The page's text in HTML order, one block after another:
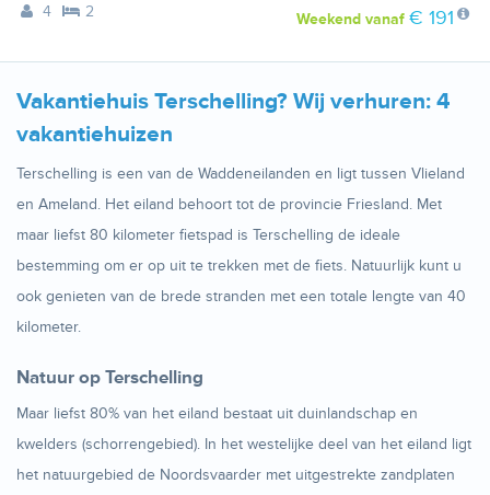
4
2 Weekendvanaf € 191
Vakantiehuis Terschelling? Wij verhuren: 4
vakantiehuizen
Terschelling is een van de Waddeneilanden en ligt tussen Vlieland
en Ameland. Het eiland behoort tot de provincie Friesland. Met
maar liefst 80 kilometer fietspad is Terschelling de ideale
bestemming om er op uit te trekken met de fiets. Natuurlijk kunt u
ook genieten van de brede stranden met een totale lengte van 40
kilometer.
Natuur op Terschelling
Maar liefst 80% van het eiland bestaat uit duinlandschap en
kwelders (schorrengebied). In het westelijke deel van het eiland ligt
het natuurgebied de Noordsvaarder met uitgestrekte zandplaten